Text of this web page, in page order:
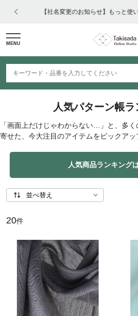
せ】もっと使いやすく、新しく。
MENU
人気パターン帳
「画面上だけじゃわからない…」と、多
寄せた、今大注目のアイテムをピックアッ
人気商品ランキング
20件